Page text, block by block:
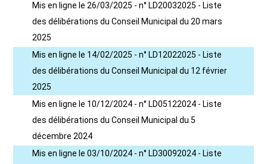
Mis en ligne le 26/03/2025 - n° LD20032025 - Liste
des délibérations du Conseil Municipal du 20 mars
2025
Mis en ligne le 14/02/2025 - n° LD12022025 - Liste
des délibérations du Conseil Municipal du 12 février
2025
Mis en ligne le 10/12/2024 - n° LD05122024 - Liste
des délibérations du Conseil Municipal du 5
décembre 2024
Mis en ligne le 03/10/2024 - n° LD30092024 - Liste